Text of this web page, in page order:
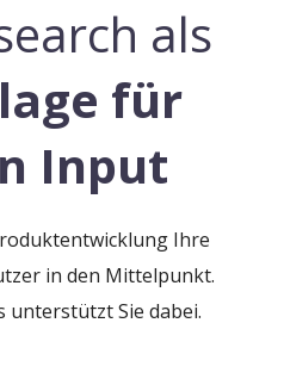
als
für
Input
Ihre
in den Mittelpunkt.
unterstützt Sie dabei.